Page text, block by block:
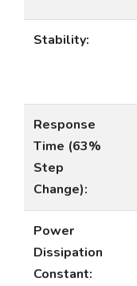
Stability:
Response
Time (63%
Step
Change):
Power
Dissipation
Constant: